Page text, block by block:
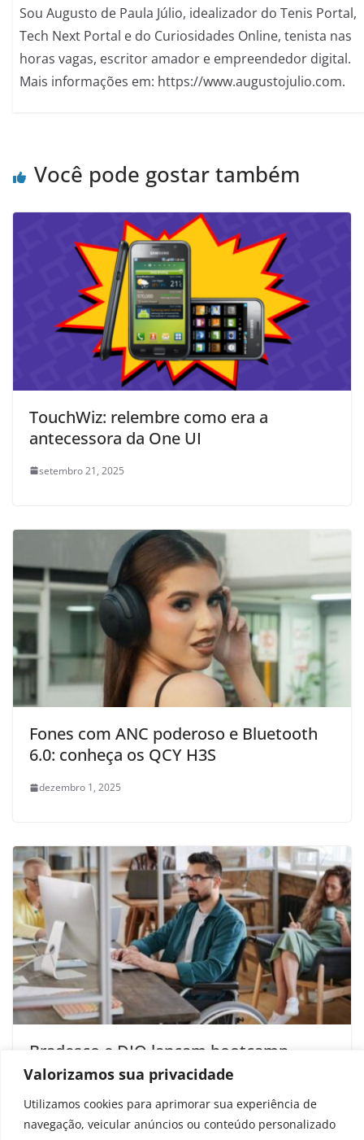
Valorizamos sua privacidade
Utilizamos cookies para aprimorar sua experiência de
navegação, veicular anúncios ou conteúdo personalizado
Sou Augusto de Paula Júlio, idealizador do Tenis Portal,
Tech Next Portal e do Curiosidades Online, tenista nas
horas vagas, escritor amador e empreendedor digital.
Mais informações em: https://www.augustojulio.com.
Você pode gostar também
TouchWiz: relembre como era a
antecessora da One UI
setembro 21, 2025
Fones com ANC poderoso e Bluetooth
6.0: conheça os QCY H3S
dezembro 1, 2025
Bradesco e DIO lançam bootcamp
gratuito em Java e QA com foco na
outubro 3, 2025